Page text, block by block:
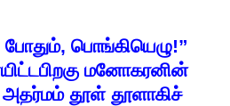
போதும், பொங்கியெழு!”
மனோகரனின்
அதர்மம் தூள் தூளாகிச்